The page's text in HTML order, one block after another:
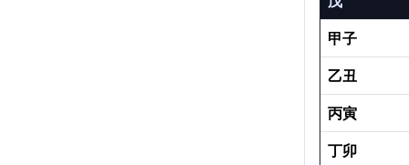
甲子
乙丑
丙寅
丁卯